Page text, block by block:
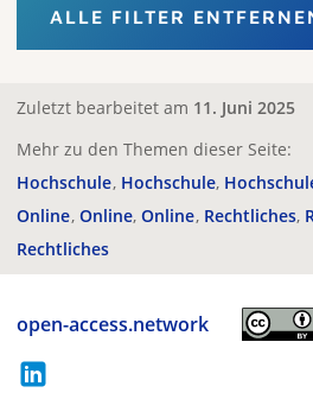
ALLE FILTER
Zuletzt bearbeitet am 11. Juni 2025
Mehr zu den Themen dieser Seite:
Hochschule Hochschule
Online Online Online Rechtliches
Rechtliches
open-access.network